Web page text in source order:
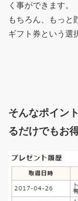
く事ができます。
もちろん、もっと
ギフト券という選
そんなポイン
るだけでもお